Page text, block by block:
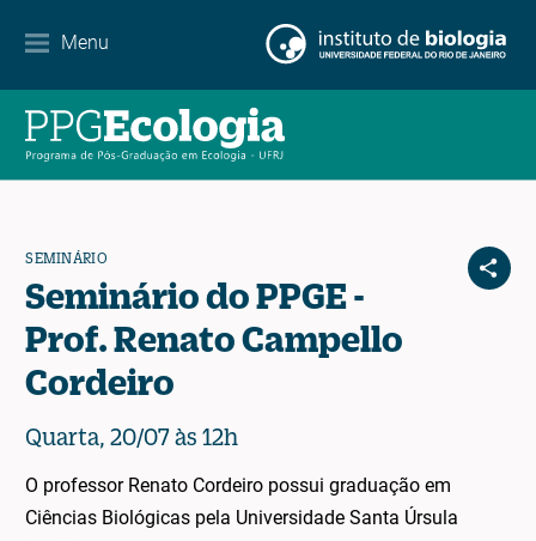
Menu
Contato
SEMINÁRIO
Seminário do PPGE -
Prof. Renato Campello
Cordeiro
Quarta, 20/07 às 12h
O professor Renato Cordeiro possui graduação em
Ciências Biológicas pela Universidade Santa Úrsula